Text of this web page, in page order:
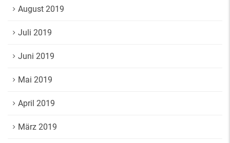
August 2019
Juli 2019
Juni 2019
Mai 2019
April 2019
März 2019